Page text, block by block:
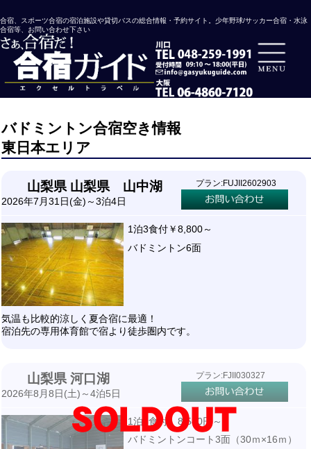
合宿、スポーツ合宿の宿泊施設や貸切バスの総合情報・予約サイト。少年野球/サッカー合宿・水泳
合宿等、お問い合わせ下さい
バドミントン合宿空き情報
東日本エリア
山梨県 山梨県 山中湖
2026年7月31日(金)～3泊4日
プラン:FUJII2602903
1泊3食付￥8,800～
バドミントン6面
気温も比較的涼しく夏合宿に最適！
宿泊先の専用体育館で宿より徒歩圏内です。
山梨県 河口湖
2026年8月8日(土)～4泊5日
プラン:FJII030327
1泊3食付 8,580円～
バドミントンコート3面（30ｍ×16ｍ）